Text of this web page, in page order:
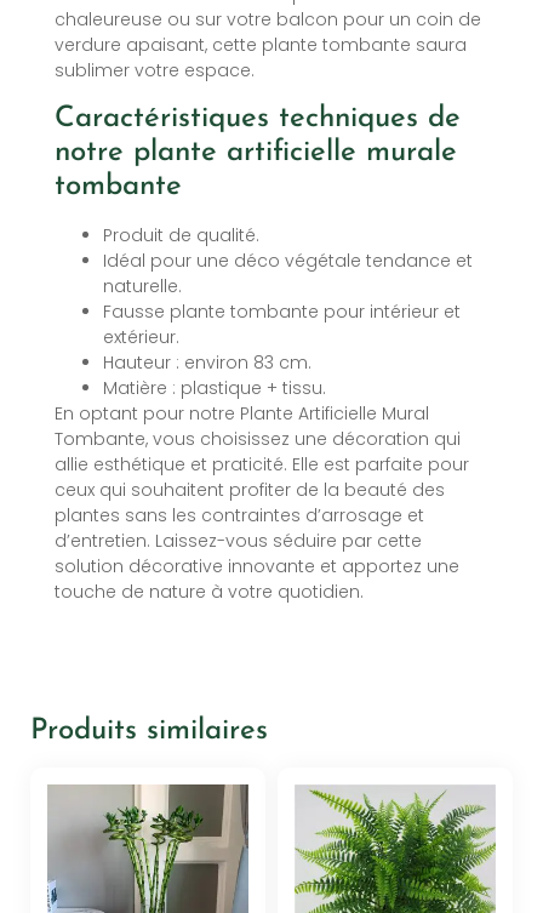
chaleureuse ou sur votre balcon pour un coin de
verdure apaisant, cette plante tombante saura
sublimer votre espace.
Caractéristiques techniques de
notre plante artificielle murale
tombante
Produit de qualité.
Idéal pour une déco végétale tendance et
naturelle.
Fausse plante tombante pour intérieur et
extérieur.
Hauteur : environ 83 cm.
Matière : plastique + tissu.
En optant pour notre Plante Artificielle Mural
Tombante, vous choisissez une décoration qui
allie esthétique et praticité. Elle est parfaite pour
ceux qui souhaitent profiter de la beauté des
plantes sans les contraintes d’arrosage et
d’entretien. Laissez-vous séduire par cette
solution décorative innovante et apportez une
touche de nature à votre quotidien.
Produits similaires